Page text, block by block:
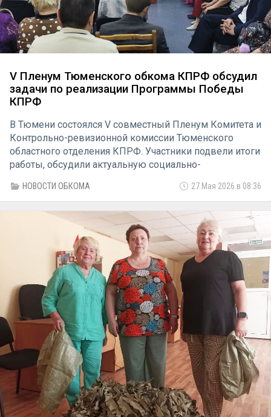
V Пленум Тюменского обкома КПРФ обсудил
задачи по реализации Программы Победы
КПРФ
В Тюмени состоялся V совместный Пленум Комитета и
Контрольно-ревизионной комиссии Тюменского
областного отделения КПРФ. Участники подвели итоги
работы, обсудили актуальную социально-
задачи по реализации Программы Победы партии.
НОВОСТИ ОБКОМА 27 Мая 2026 в 08:36